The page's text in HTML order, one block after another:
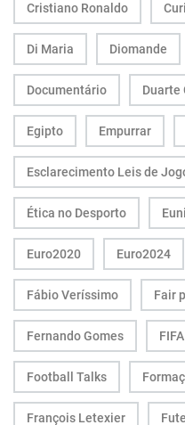
Cristiano Ronaldo
Di Maria Diomande
Documentário Duarte
Egipto Empurrar
Esclarecimento Leis de
Ética no Desporto
Euro2020 Euro2024
Fábio Veríssimo Fair
Fernando Gomes FIFA
Football Talks
François Letexier